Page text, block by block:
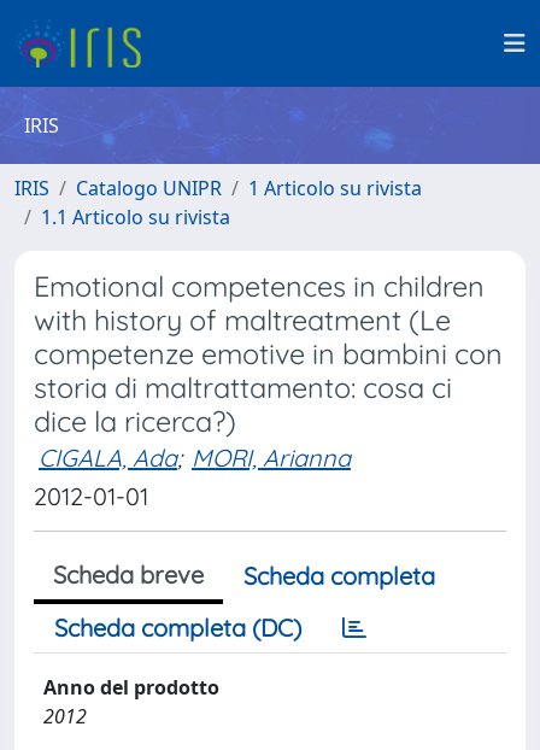
IRIS
IRIS Catalogo UNIPR
1 Articolo su rivista
1.1 Articolo su rivista
Emotional competences in children
with history of maltreatment (Le
competenze emotive in bambini con
storia di maltrattamento: cosa ci
dice la ricerca?)
CIGALA, Ada; MORI, Arianna
2012-01-01
Scheda breve
Scheda completa
Scheda completa (DC)
Anno del prodotto
2012